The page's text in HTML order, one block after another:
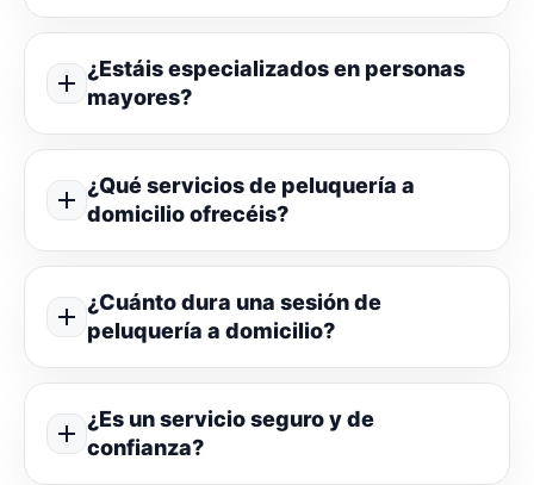
¿Estáis especializados en personas
mayores?
¿Qué servicios de peluquería a
domicilio ofrecéis?
¿Cuánto dura una sesión de
peluquería a domicilio?
¿Es un servicio seguro y de
confianza?